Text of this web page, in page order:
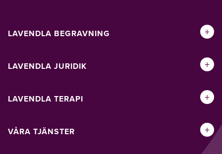
LAVENDLA BEGRAVNING +
LAVENDLA JURIDIK +
LAVENDLA TERAPI +
VÅRA TJÄNSTER +